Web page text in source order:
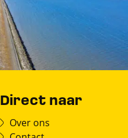
Direct naar
Over ons